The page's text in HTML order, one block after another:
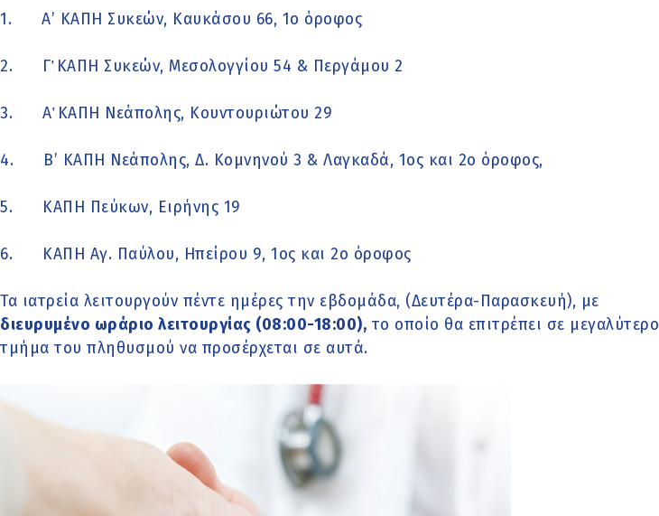
1. Α’ ΚΑΠΗ Συκεών, Καυκάσου 66, 1ο όροφος
2. Γ΄ ΚΑΠΗ Συκεών, Μεσολογγίου 54 & Περγάμου 2
3. Α΄ ΚΑΠΗ Νεάπολης, Κουντουριώτου 29
4. Β’ ΚΑΠΗ Νεάπολης, Δ. Κομνηνού 3 & Λαγκαδά, 1ος και 2ο όροφος,
5. ΚΑΠΗ Πεύκων, Ειρήνης 19
6. ΚΑΠΗ Αγ. Παύλου, Ηπείρου 9, 1ος και 2ο όροφος
Τα ιατρεία λειτουργούν πέντε ημέρες την εβδομάδα, (Δευτέρα-Παρασκευή), με
διευρυμένο ωράριο λειτουργίας (08:00-18:00), το οποίο θα επιτρέπει σε μεγαλύτερο
τμήμα του πληθυσμού να προσέρχεται σε αυτά.